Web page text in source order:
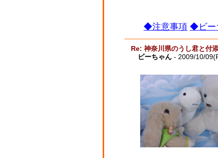
◆注意事項 ◆ビー
Re: 神奈川県のうし君と付
ビーちゃん - 2009/10/